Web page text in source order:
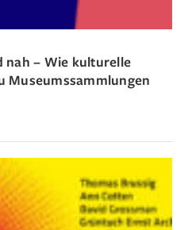
nah – Wie kulturelle
Museumssammlungen